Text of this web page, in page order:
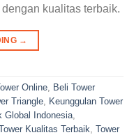
kualitas terbaik.
→
Online
Beli Tower
Triangle
Keunggulan Tower
Global Indonesia
Kualitas Terbaik Tower